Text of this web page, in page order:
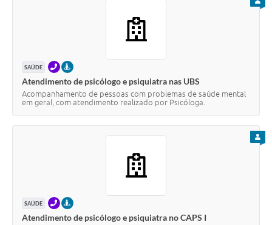
SAÚDE TELEFONEPRESENCIAL
Atendimento de psicólogo e psiquiatra nas UBS
Acompanhamento de pessoas com problemas de saúde mental
em geral, com atendimento realizado por Psicóloga.
SAÚDE TELEFONEPRESENCIAL
Atendimento de psicólogo e psiquiatra no CAPS I